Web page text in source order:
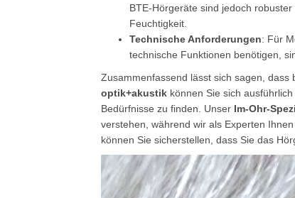
BTE-Hörgeräte sind jedoch
Feuchtigkeit.
Technische Anforderungen: Für
technische Funktionen benötigen,
Zusammenfassend lässt sich sagen,
optik+akustik können Sie sich
Bedürfnisse zu finden. Unser Im-Ohr-
verstehen, während wir als Experten
können Sie sicherstellen, dass Sie das